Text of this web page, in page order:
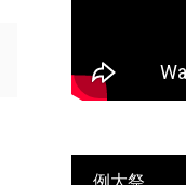
例大祭